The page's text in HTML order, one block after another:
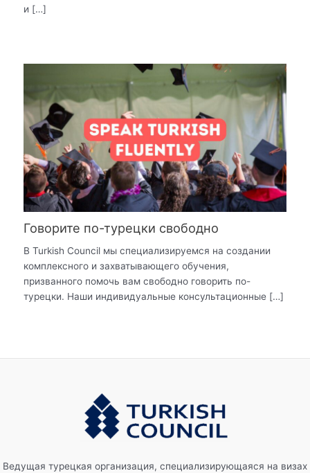
и […]
Говорите по-турецки свободно
В Turkish Council мы специализируемся на создании
комплексного и захватывающего обучения,
призванного помочь вам свободно говорить по-
турецки. Наши индивидуальные консультационные […]
Ведущая турецкая организация, специализирующаяся на визах